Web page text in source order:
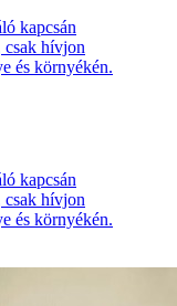
kapcsán
csak hívjon
és környékén.
kapcsán
csak hívjon
és környékén.